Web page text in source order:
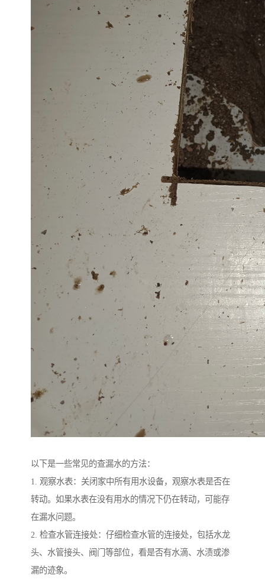
以下是一些常见的查漏水的方法：
1. 观察水表：关闭家中所有用水设备，观察水表是否在
转动。如果水表在没有用水的情况下仍在转动，可能存
在漏水问题。
2. 检查水管连接处：仔细检查水管的连接处，包括水龙
头、水管接头、阀门等部位，看是否有水滴、水渍或渗
漏的迹象。